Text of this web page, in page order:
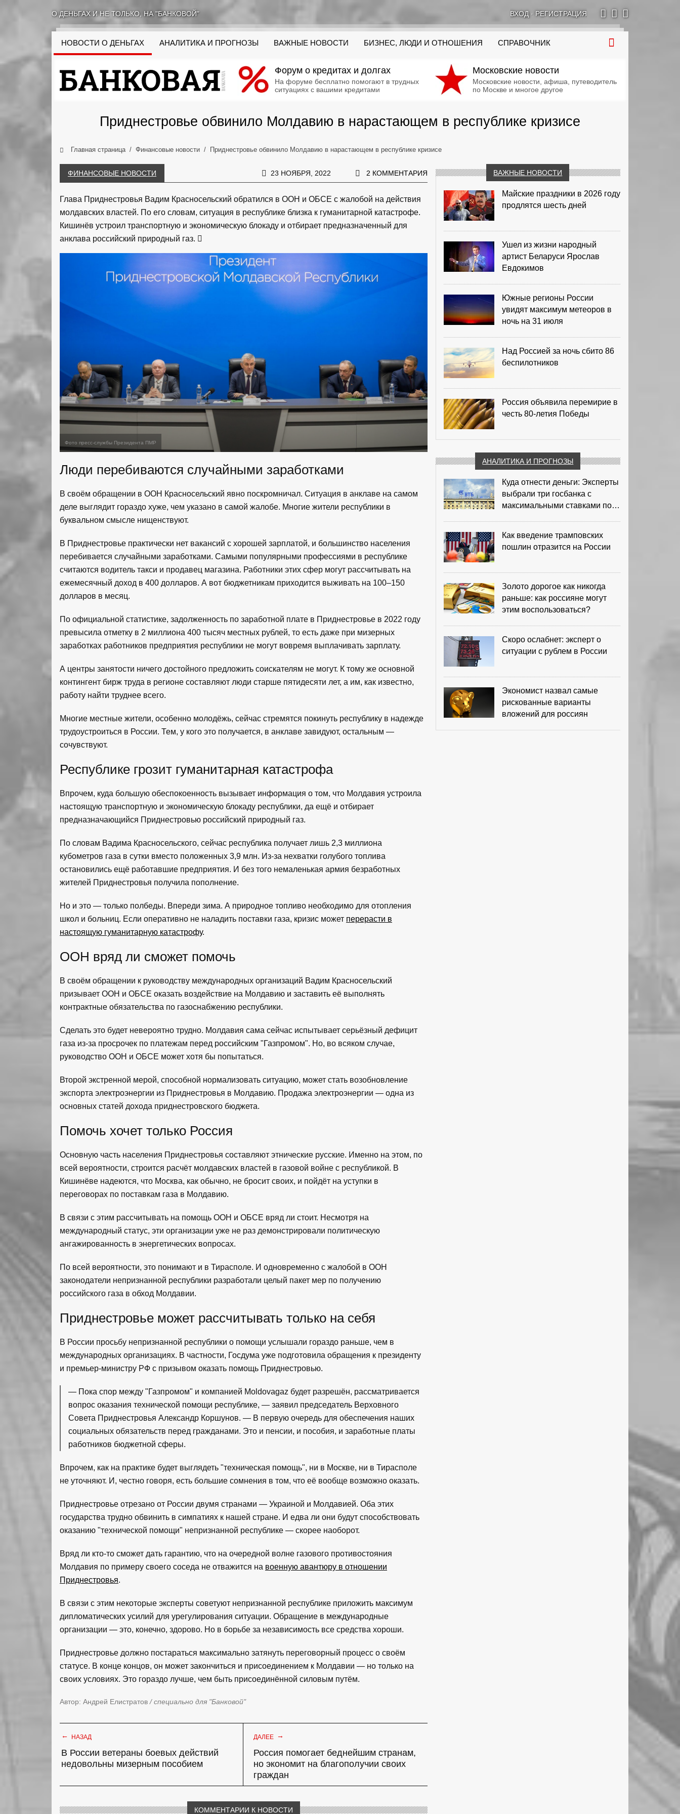
О ДЕНЬГАХ И НЕ ТОЛЬКО, НА "БАНКОВОЙ" ВХОД· РЕГИСТРАЦИЯ
НОВОСТИ О ДЕНЬГАХ АНАЛИТИКА И ПРОГНОЗЫ ВАЖНЫЕ НОВОСТИ БИЗНЕС, ЛЮДИ И ОТНОШЕНИЯ СПРАВОЧНИК
Форум о кредитах и долгах
На форуме бесплатно помогают в трудных
ситуациях с вашими кредитами
Московские новости
Московские новости, афиша, путеводитель
по Москве и многое другое
Приднестровье обвинило Молдавию в нарастающем в республике кризисе
Главная страница Финансовые новости Приднестровье обвинило Молдавию в нарастающем в республике кризисе
ФИНАНСОВЫЕ НОВОСТИ 23 НОЯБРЯ, 2022 2 КОММЕНТАРИЯ
Глава Приднестровья Вадим Красносельский обратился в ООН и ОБСЕ с жалобой на действия
молдавских властей. По его словам, ситуация в республике близка к гуманитарной катастрофе.
Кишинёв устроил транспортную и экономическую блокаду и отбирает предназначенный для
анклава российский природный газ.
Фото пресс-службы Президента ПМР
Люди перебиваются случайными заработками
В своём обращении в ООН Красносельский явно поскромничал. Ситуация в анклаве на самом
деле выглядит гораздо хуже, чем указано в самой жалобе. Многие жители республики в
буквальном смысле нищенствуют.
В Приднестровье практически нет вакансий с хорошей зарплатой, и большинство населения
перебивается случайными заработками. Самыми популярными профессиями в республике
считаются водитель такси и продавец магазина. Работники этих сфер могут рассчитывать на
ежемесячный доход в 400 долларов. А вот бюджетникам приходится выживать на 100–150
долларов в месяц.
По официальной статистике, задолженность по заработной плате в Приднестровье в 2022 году
превысила отметку в 2 миллиона 400 тысяч местных рублей, то есть даже при мизерных
заработках работников предприятия республики не могут вовремя выплачивать зарплату.
А центры занятости ничего достойного предложить соискателям не могут. К тому же основной
контингент бирж труда в регионе составляют люди старше пятидесяти лет, а им, как известно,
работу найти труднее всего.
Многие местные жители, особенно молодёжь, сейчас стремятся покинуть республику в надежде
трудоустроиться в России. Тем, у кого это получается, в анклаве завидуют, остальным —
сочувствуют.
Республике грозит гуманитарная катастрофа
Впрочем, куда большую обеспокоенность вызывает информация о том, что Молдавия устроила
настоящую транспортную и экономическую блокаду республики, да ещё и отбирает
предназначающийся Приднестровью российский природный газ.
По словам Вадима Красносельского, сейчас республика получает лишь 2,3 миллиона
кубометров газа в сутки вместо положенных 3,9 млн. Из-за нехватки голубого топлива
остановились ещё работавшие предприятия. И без того немаленькая армия безработных
жителей Приднестровья получила пополнение.
Но и это — только полбеды. Впереди зима. А природное топливо необходимо для отопления
школ и больниц. Если оперативно не наладить поставки газа, кризис может перерасти в
настоящую гуманитарную катастрофу.
ООН вряд ли сможет помочь
В своём обращении к руководству международных организаций Вадим Красносельский
призывает ООН и ОБСЕ оказать воздействие на Молдавию и заставить её выполнять
контрактные обязательства по газоснабжению республики.
Сделать это будет невероятно трудно. Молдавия сама сейчас испытывает серьёзный дефицит
газа из-за просрочек по платежам перед российским "Газпромом". Но, во всяком случае,
руководство ООН и ОБСЕ может хотя бы попытаться.
Второй экстренной мерой, способной нормализовать ситуацию, может стать возобновление
экспорта электроэнергии из Приднестровья в Молдавию. Продажа электроэнергии — одна из
основных статей дохода приднестровского бюджета.
Помочь хочет только Россия
Основную часть населения Приднестровья составляют этнические русские. Именно на этом, по
всей вероятности, строится расчёт молдавских властей в газовой войне с республикой. В
Кишинёве надеются, что Москва, как обычно, не бросит своих, и пойдёт на уступки в
переговорах по поставкам газа в Молдавию.
В связи с этим рассчитывать на помощь ООН и ОБСЕ вряд ли стоит. Несмотря на
международный статус, эти организации уже не раз демонстрировали политическую
ангажированность в энергетических вопросах.
По всей вероятности, это понимают и в Тирасполе. И одновременно с жалобой в ООН
законодатели непризнанной республики разработали целый пакет мер по получению
российского газа в обход Молдавии.
Приднестровье может рассчитывать только на себя
В России просьбу непризнанной республики о помощи услышали гораздо раньше, чем в
международных организациях. В частности, Госдума уже подготовила обращения к президенту
и премьер-министру РФ с призывом оказать помощь Приднестровью.
— Пока спор между "Газпромом" и компанией Moldovagaz будет разрешён, рассматривается
вопрос оказания технической помощи республике, — заявил председатель Верховного
Совета Приднестровья Александр Коршунов. — В первую очередь для обеспечения наших
социальных обязательств перед гражданами. Это и пенсии, и пособия, и заработные платы
работников бюджетной сферы.
Впрочем, как на практике будет выглядеть "техническая помощь", ни в Москве, ни в Тирасполе
не уточняют. И, честно говоря, есть большие сомнения в том, что её вообще возможно оказать.
Приднестровье отрезано от России двумя странами — Украиной и Молдавией. Оба этих
государства трудно обвинить в симпатиях к нашей стране. И едва ли они будут способствовать
оказанию "технической помощи" непризнанной республике — скорее наоборот.
Вряд ли кто-то сможет дать гарантию, что на очередной волне газового противостояния
Молдавия по примеру своего соседа не отважится на военную авантюру в отношении
Приднестровья.
В связи с этим некоторые эксперты советуют непризнанной республике приложить максимум
дипломатических усилий для урегулирования ситуации. Обращение в международные
организации — это, конечно, здорово. Но в борьбе за независимость все средства хороши.
Приднестровье должно постараться максимально затянуть переговорный процесс о своём
статусе. В конце концов, он может закончиться и присоединением к Молдавии — но только на
своих условиях. Это гораздо лучше, чем быть присоединённой силовым путём.
Автор: Андрей Елистратов / специально для "Банковой"
← НАЗАД
В России ветераны боевых действий
недовольны мизерным пособием
ДАЛЕЕ →
Россия помогает беднейшим странам,
но экономит на благополучии своих
граждан
КОММЕНТАРИИ К НОВОСТИ
ВАЖНЫЕ НОВОСТИ
Майские праздники в 2026 году
продлятся шесть дней
Ушел из жизни народный
артист Беларуси Ярослав
Евдокимов
Южные регионы России
увидят максимум метеоров в
ночь на 31 июля
Над Россией за ночь сбито 86
беспилотников
Россия объявила перемирие в
честь 80-летия Победы
АНАЛИТИКА И ПРОГНОЗЫ
Куда отнести деньги: Эксперты
выбрали три госбанка с
максимальными ставками по
Как введение трамповских
пошлин отразится на России
Золото дорогое как никогда
раньше: как россияне могут
этим воспользоваться?
Скоро ослабнет: эксперт о
ситуации с рублем в России
Экономист назвал самые
рискованные варианты
вложений для россиян